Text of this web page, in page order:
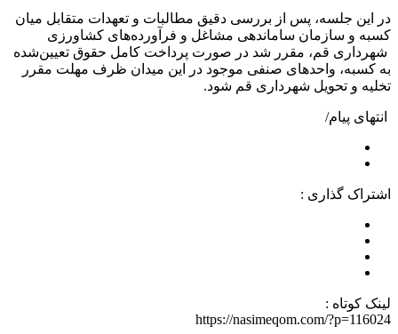
در این جلسه، پس از بررسی دقیق مطالبات و تعهدات متقابل میان
کسبه و سازمان ساماندهی مشاغل و فرآورده‌های کشاورزی
شهرداری قم، مقرر شد در صورت پرداخت کامل حقوق تعیین‌شده
به کسبه، واحدهای صنفی موجود در این میدان ظرف مهلت مقرر
تخلیه و تحویل شهرداری قم شود.
انتهای پیام/
اشتراک گذاری :
لینک کوتاه :
https://nasimeqom.com/?p=116024